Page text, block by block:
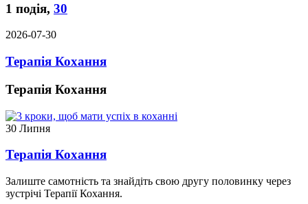
1 подія, 30
2026-07-30
Терапія Кохання
Терапія Кохання
30 Липня
Терапія Кохання
Залиште самотність та знайдіть свою другу половинку через
зустрічі Терапії Кохання.